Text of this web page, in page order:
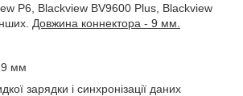
P6, Blackview BV9600 Plus, Blackview
Довжина коннектора - 9 мм.
9 мм
зарядки і синхронізації даних